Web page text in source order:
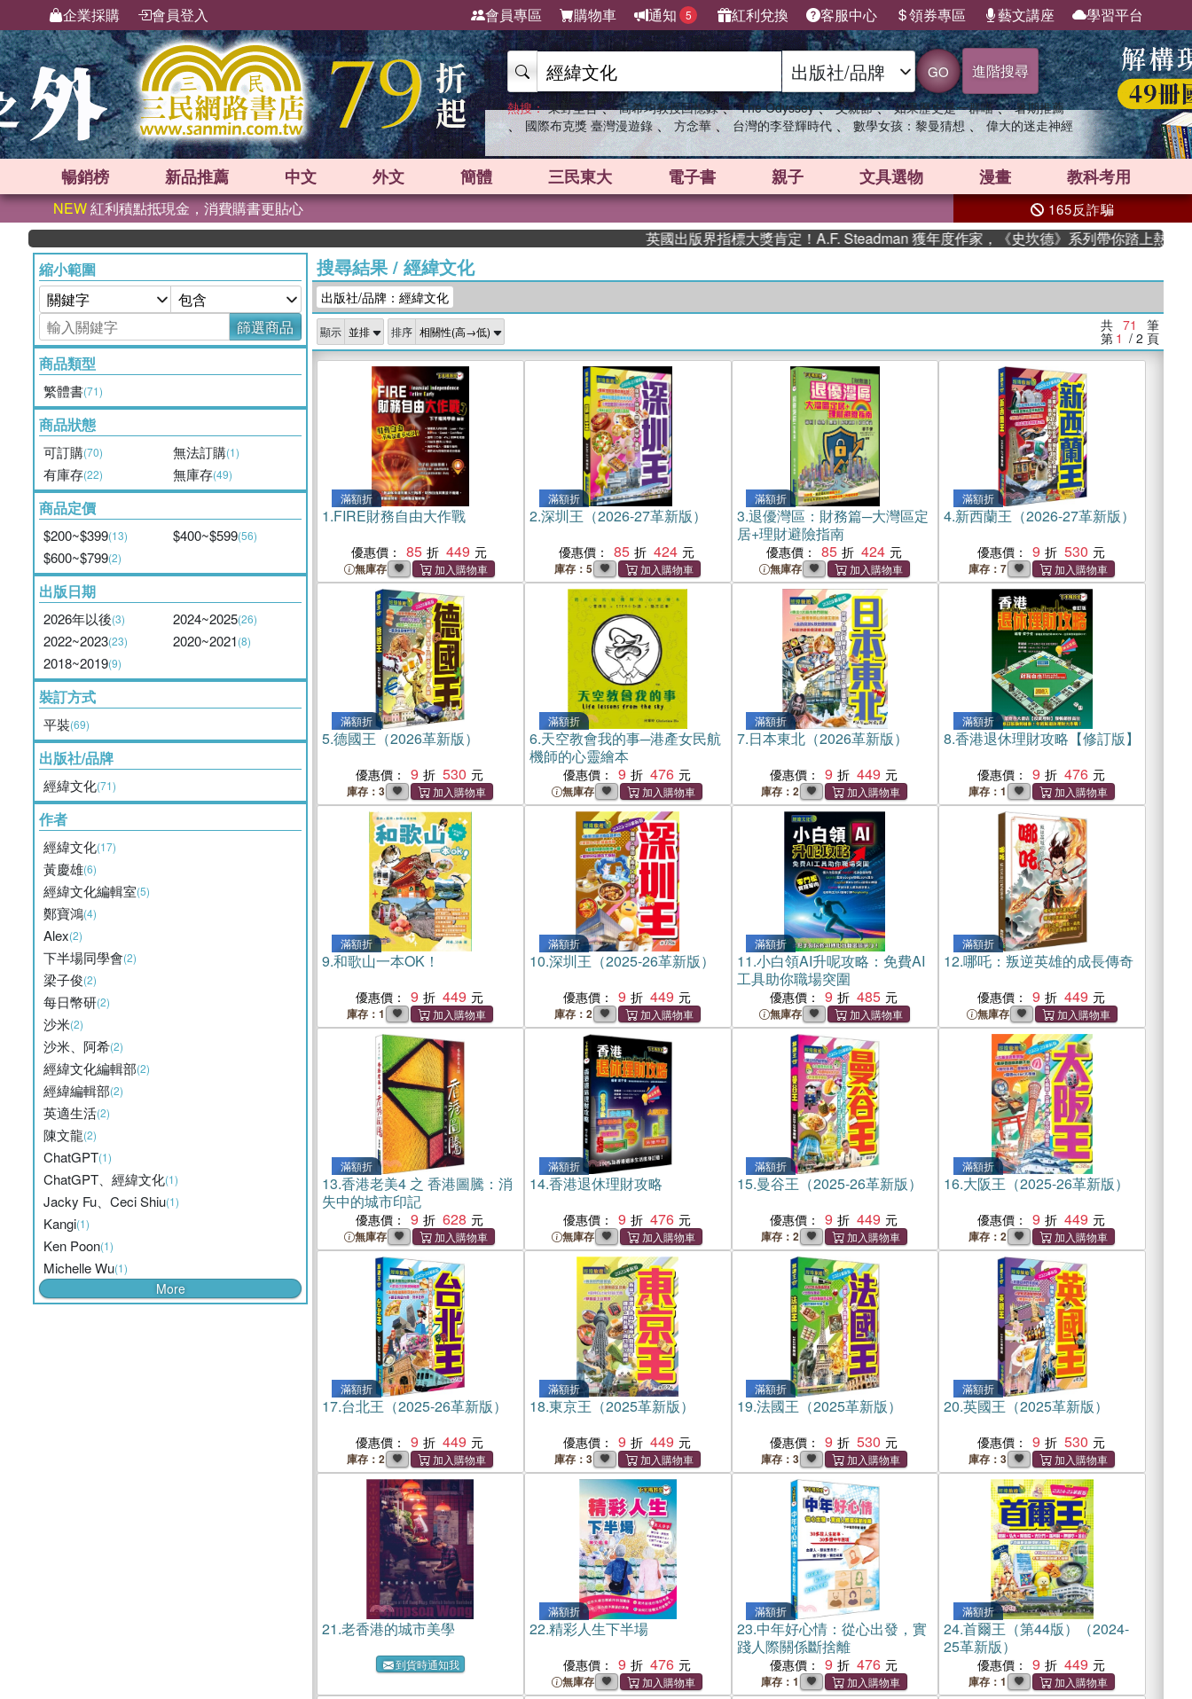
企業採購 會員登入 會員專區 購物車 通知 5 紅利兌換 客服中心 領券專區 藝文講座 學習平台
GO 進階搜尋
熱搜： 東野圭吾 、 高希均教授回憶錄 、 The Odyssey 、 父親節 、 如果歷史是一群喵 、 暑期推薦
、 國際布克獎 臺灣漫遊錄 、 方念華 、 台灣的李登輝時代 、 數學女孩：黎曼猜想 、 偉大的迷走神經
暢銷榜 新品推薦 中文 外文 簡體 三民東大 電子書 親子 文具選物 漫畫 教科考用
NEW紅利積點抵現金，消費購書更貼心 165反詐騙
英國出版界指標大獎肯定！A.F. Steadman 獲年度作家，《史坎德》系列帶你踏上熱血奇幻旅程
縮小範圍
篩選商品
商品類型
繁體書(71)
商品狀態
可訂購(70) 無法訂購(1)
有庫存(22) 無庫存(49)
商品定價
$200~$399(13) $400~$599(56)
$600~$799(2)
出版日期
2026年以後(3) 2024~2025(26)
2022~2023(23) 2020~2021(8)
2018~2019(9)
裝訂方式
平裝(69)
出版社/品牌
經緯文化(71)
作者
經緯文化(17)
黃慶雄(6)
經緯文化編輯室(5)
鄭寶鴻(4)
Alex(2)
下半場同學會(2)
梁子俊(2)
每日幣研(2)
沙米(2)
沙米、阿希(2)
經緯文化編輯部(2)
經緯編輯部(2)
英適生活(2)
陳文龍(2)
ChatGPT(1)
ChatGPT、經緯文化(1)
Jacky Fu、Ceci Shiu(1)
Kangi(1)
Ken Poon(1)
Michelle Wu(1)
More
搜尋結果/ 經緯文化
出版社/品牌：經緯文化
顯示 排序 共 71 筆
第 1 / 2 頁
滿額折
1.FIRE財務自由大作戰
優惠價： 85 449
無庫存
滿額折
2.深圳王（2026-27革新版）
優惠價： 85 424
庫存：5
滿額折
3.退優灣區：財務篇─大灣區定
居+理財避險指南
優惠價： 85 424
無庫存
滿額折
4.新西蘭王（2026-27革新版）
優惠價： 9 530
庫存：7
滿額折
5.德國王（2026革新版）
優惠價： 9 530
庫存：3
滿額折
6.天空教會我的事─港產女民航
機師的心靈繪本
優惠價： 9 476
無庫存
滿額折
7.日本東北（2026革新版）
優惠價： 9 449
庫存：2
滿額折
8.香港退休理財攻略【修訂版】
優惠價： 9 476
庫存：1
滿額折
9.和歌山一本OK！
優惠價： 9 449
庫存：1
滿額折
10.深圳王（2025-26革新版）
優惠價： 9 449
庫存：2
滿額折
11.小白領AI升呢攻略：免費AI
工具助你職場突圍
優惠價： 9 485
無庫存
滿額折
12.哪吒：叛逆英雄的成長傳奇
優惠價： 9 449
無庫存
滿額折
13.香港老美4 之 香港圖騰：消
失中的城市印記
優惠價： 9 628
無庫存
滿額折
14.香港退休理財攻略
優惠價： 9 476
無庫存
滿額折
15.曼谷王（2025-26革新版）
優惠價： 9 449
庫存：2
滿額折
16.大阪王（2025-26革新版）
優惠價： 9 449
庫存：2
滿額折
17.台北王（2025-26革新版）
優惠價： 9 449
庫存：2
滿額折
18.東京王（2025革新版）
優惠價： 9 449
庫存：3
滿額折
19.法國王（2025革新版）
優惠價： 9 530
庫存：3
滿額折
20.英國王（2025革新版）
優惠價： 9 530
庫存：3
21.老香港的城市美學
到貨時通知我
滿額折
22.精彩人生下半場
優惠價： 9 476
無庫存
滿額折
23.中年好心情：從心出發，實
踐人際關係斷捨離
優惠價： 9 476
庫存：1
滿額折
24.首爾王（第44版）（2024-
25革新版）
優惠價： 9 449
庫存：1